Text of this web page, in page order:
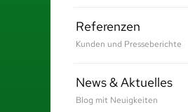
Referenzen
Kunden und Presseberichte
News & Aktuelles
Blog mit Neuigkeiten